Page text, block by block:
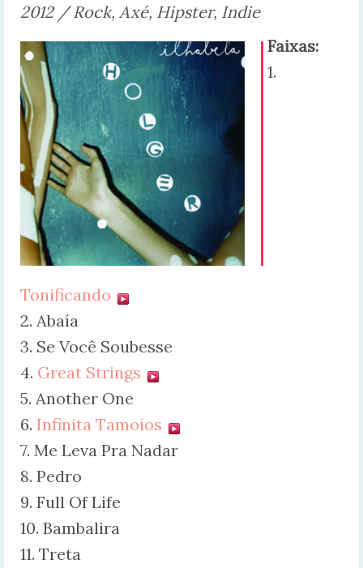
2012 / Rock, Axé, Hipster, Indie
Faixas:
1.
Tonificando
2. Abaía
3. Se Você Soubesse
4. Great Strings
5. Another One
6. Infinita Tamoios
7. Me Leva Pra Nadar
8. Pedro
9. Full Of Life
10. Bambalira
11. Treta